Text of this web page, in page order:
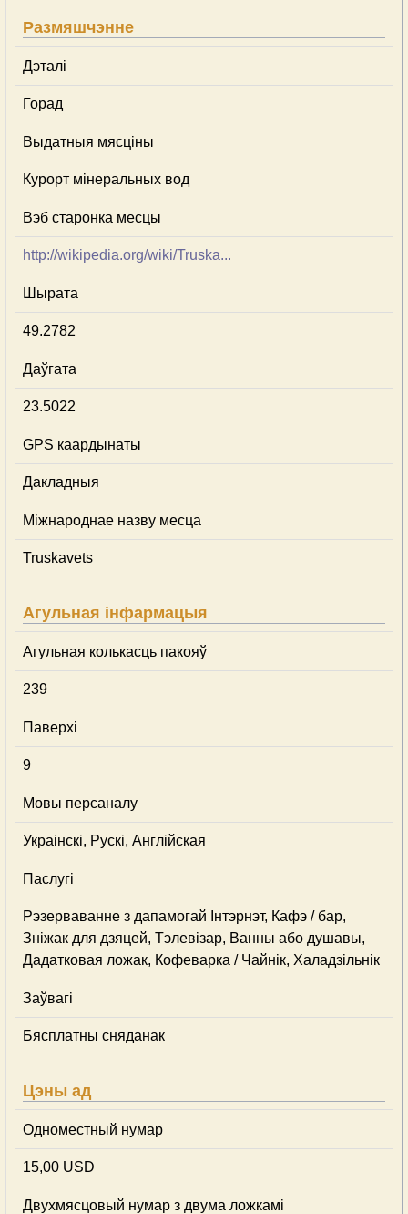
Размяшчэнне
Дэталі
Горад
Выдатныя мясціны
Курорт мінеральных вод
Вэб старонка месцы
http://wikipedia.org/wiki/Truska...
Шырата
49.2782
Даўгата
23.5022
GPS каардынаты
Дакладныя
Міжнароднае назву месца
Truskavets
Агульная інфармацыя
Агульная колькасць пакояў
239
Паверхі
9
Мовы персаналу
Украінскі, Рускі, Англійская
Паслугі
Рэзерваванне з дапамогай Інтэрнэт, Кафэ / бар,
Зніжак для дзяцей, Тэлевізар, Ванны або душавы,
Дадатковая ложак, Кофеварка / Чайнік, Халадзільнік
Заўвагі
Бясплатны сняданак
Цэны ад
Одноместный нумар
15,00 USD
Двухмясцовый нумар з двума ложкамі